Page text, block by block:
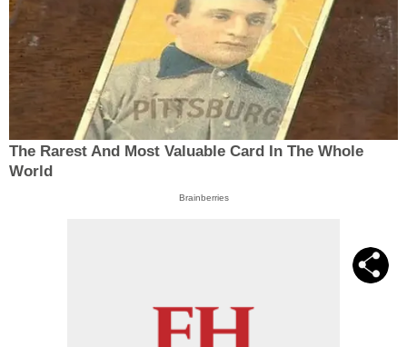
The Rarest And Most Valuable Card In The Whole
World
Brainberries